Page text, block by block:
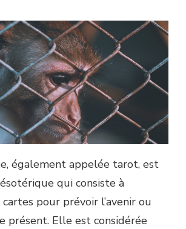
également appelée tarot, est
qui consiste à
pour prévoir l’avenir ou
présent. Elle est considérée